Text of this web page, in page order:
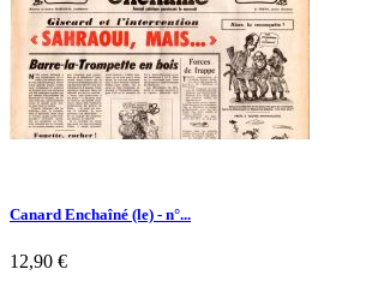
Canard Enchaîné (le) - n°...
Prix
12,90 €